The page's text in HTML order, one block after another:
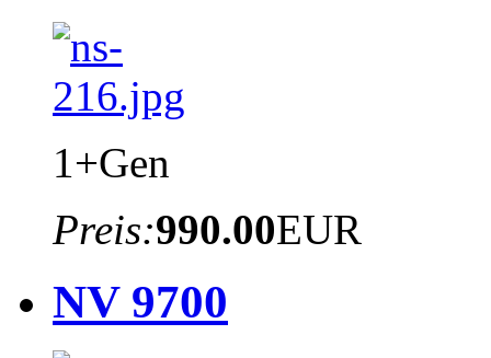
1+Gen
Preis:990.00EUR
NV 9700